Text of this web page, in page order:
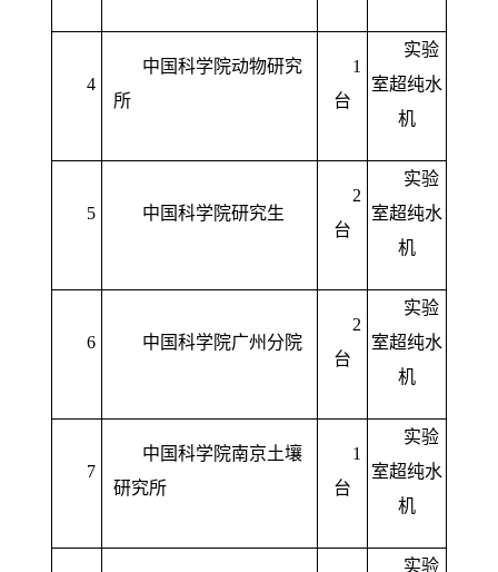
4
中国科学院动物研究
所
1
台
实验
室超纯水
机
5 中国科学院研究生
2
台
实验
室超纯水
机
6 中国科学院广州分院
2
台
实验
室超纯水
机
7
中国科学院南京土壤
研究所
1
台
实验
室超纯水
机
实验